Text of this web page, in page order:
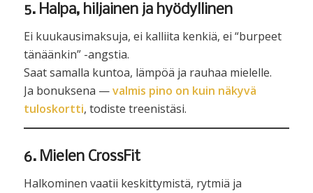
5. Halpa, hiljainen ja hyödyllinen
Ei kuukausimaksuja, ei kalliita kenkiä, ei “burpeet
tänäänkin” -angstia.
Saat samalla kuntoa, lämpöä ja rauhaa mielelle.
Ja bonuksena —valmis pino on kuin näkyvä
tuloskortti, todiste treenistäsi.
6. Mielen CrossFit
Halkominen vaatii keskittymistä, rytmiä ja